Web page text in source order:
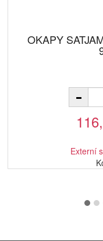
OKAPY
Externí